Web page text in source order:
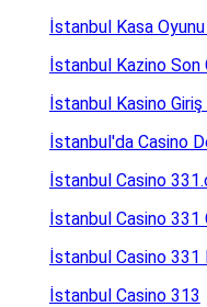
İstanbul Kasa
İstanbul Kazino
İstanbul Kasino Giriş
İstanbul'da Casino
İstanbul Casino
İstanbul Casino 331
İstanbul Casino 331
İstanbul Casino 313